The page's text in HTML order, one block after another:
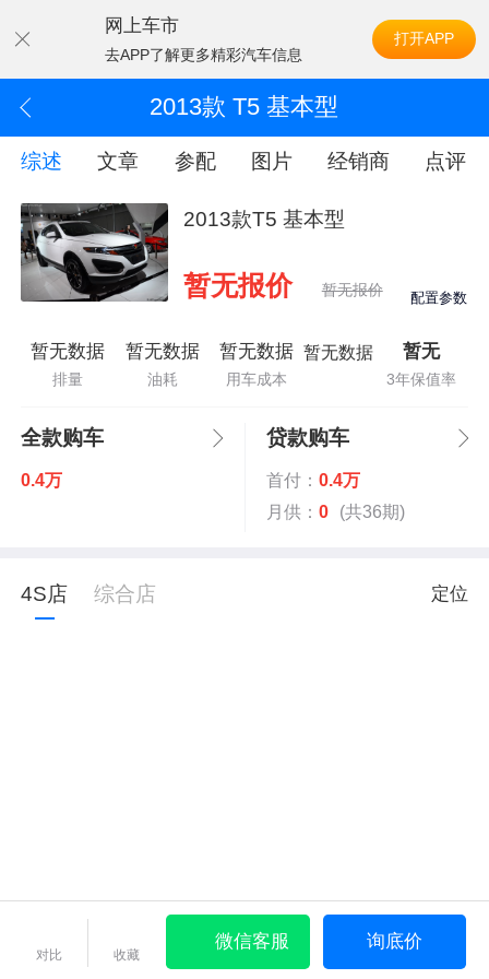
网上车市
去APP了解更多精彩汽车信息
打开APP
2013款 T5 基本型
综述 文章 参配 图片 经销商 点评
2013款T5 基本型
暂无报价 暂无报价 配置参数
暂无数据
排量
暂无数据
油耗
暂无数据
用车成本
暂无数据 暂无
3年保值率
全款购车
0.4万
贷款购车
首付： 0.4万
月供： 0 (共36期)
4S店 综合店 定位
对比 收藏
微信客服 询底价